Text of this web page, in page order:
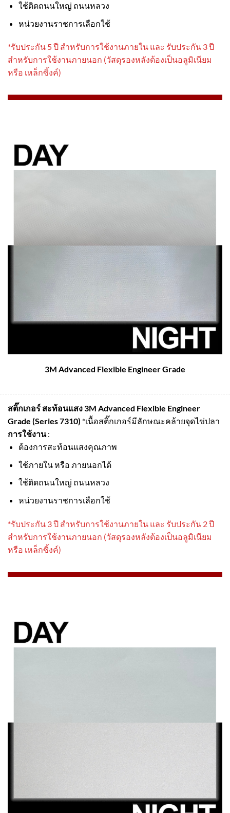
ใช้ติดถนนใหญ่ ถนนหลวง
หน่วยงานราชการเลือกใช้
*รับประกัน 5 ปี สําหรับการใช้งานภายใน และ รับประกัน 3 ปี
สําหรับการใช้งานภายนอก (วัสดุรองหลังต้องเป็นอลูมิเนียม
หรือ เหล็กซิ้งค์)
3M Advanced Flexible Engineer Grade
สติ๊กเกอร์ สะท้อนแสง 3M Advanced Flexible Engineer
Grade (Series 7310) *เนื้อสติ๊กเกอร์มีลักษณะคล้ายจุดไข่ปลา
การใช้งาน:
ต้องการสะท้อนแสงคุณภาพ
ใช้ภายใน หรือ ภายนอกได้
ใช้ติดถนนใหญ่ ถนนหลวง
หน่วยงานราชการเลือกใช้
*รับประกัน 3 ปี สําหรับการใช้งานภายใน และ รับประกัน 2 ปี
สําหรับการใช้งานภายนอก (วัสดุรองหลังต้องเป็นอลูมิเนียม
หรือ เหล็กซิ้งค์)